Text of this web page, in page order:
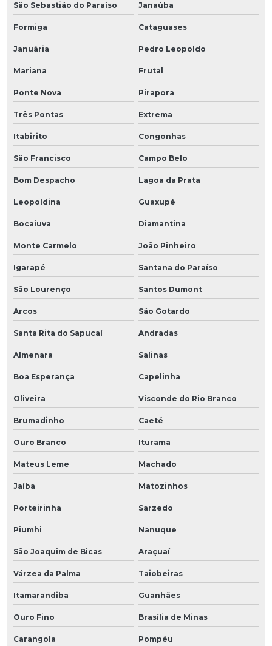
São Sebastião do Paraíso Janaúba
Formiga Cataguases
Januária Pedro Leopoldo
Mariana Frutal
Ponte Nova Pirapora
Três Pontas Extrema
Itabirito Congonhas
São Francisco Campo Belo
Bom Despacho Lagoa da Prata
Leopoldina Guaxupé
Bocaiuva Diamantina
Monte Carmelo João Pinheiro
Igarapé Santana do Paraíso
São Lourenço Santos Dumont
Arcos São Gotardo
Santa Rita do Sapucaí Andradas
Almenara Salinas
Boa Esperança Capelinha
Oliveira Visconde do Rio Branco
Brumadinho Caeté
Ouro Branco Iturama
Mateus Leme Machado
Jaíba Matozinhos
Porteirinha Sarzedo
Piumhi Nanuque
São Joaquim de Bicas Araçuaí
Várzea da Palma Taiobeiras
Itamarandiba Guanhães
Ouro Fino Brasília de Minas
Carangola Pompéu